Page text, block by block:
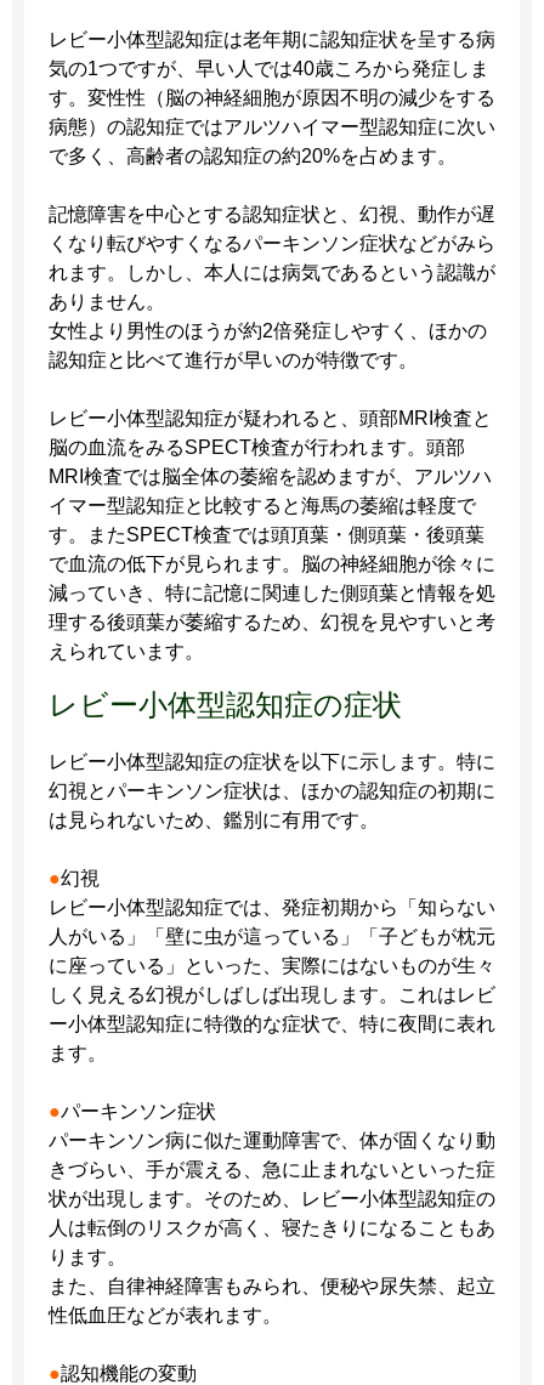
レビー小体型認知症は老年期に認知症状を呈する病
気の1つですが、早い人では40歳ころから発症しま
す。変性性（脳の神経細胞が原因不明の減少をする
病態）の認知症ではアルツハイマー型認知症に次い
で多く、高齢者の認知症の約20%を占めます。
記憶障害を中心とする認知症状と、幻視、動作が遅
くなり転びやすくなるパーキンソン症状などがみら
れます。しかし、本人には病気であるという認識が
ありません。
女性より男性のほうが約2倍発症しやすく、ほかの
認知症と比べて進行が早いのが特徴です。
レビー小体型認知症が疑われると、頭部MRI検査と
脳の血流をみるSPECT検査が行われます。頭部
MRI検査では脳全体の萎縮を認めますが、アルツハ
イマー型認知症と比較すると海馬の萎縮は軽度で
す。またSPECT検査では頭頂葉・側頭葉・後頭葉
で血流の低下が見られます。脳の神経細胞が徐々に
減っていき、特に記憶に関連した側頭葉と情報を処
理する後頭葉が萎縮するため、幻視を見やすいと考
えられています。
レビー小体型認知症の症状
レビー小体型認知症の症状を以下に示します。特に
幻視とパーキンソン症状は、ほかの認知症の初期に
は見られないため、鑑別に有用です。
●幻視
レビー小体型認知症では、発症初期から「知らない
人がいる」「壁に虫が這っている」「子どもが枕元
に座っている」といった、実際にはないものが生々
しく見える幻視がしばしば出現します。これはレビ
ー小体型認知症に特徴的な症状で、特に夜間に表れ
ます。
●パーキンソン症状
パーキンソン病に似た運動障害で、体が固くなり動
きづらい、手が震える、急に止まれないといった症
状が出現します。そのため、レビー小体型認知症の
人は転倒のリスクが高く、寝たきりになることもあ
ります。
また、自律神経障害もみられ、便秘や尿失禁、起立
性低血圧などが表れます。
●認知機能の変動